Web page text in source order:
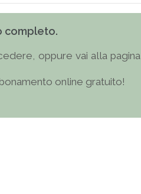
completo.
oppure vai alla pagina
online gratuito!